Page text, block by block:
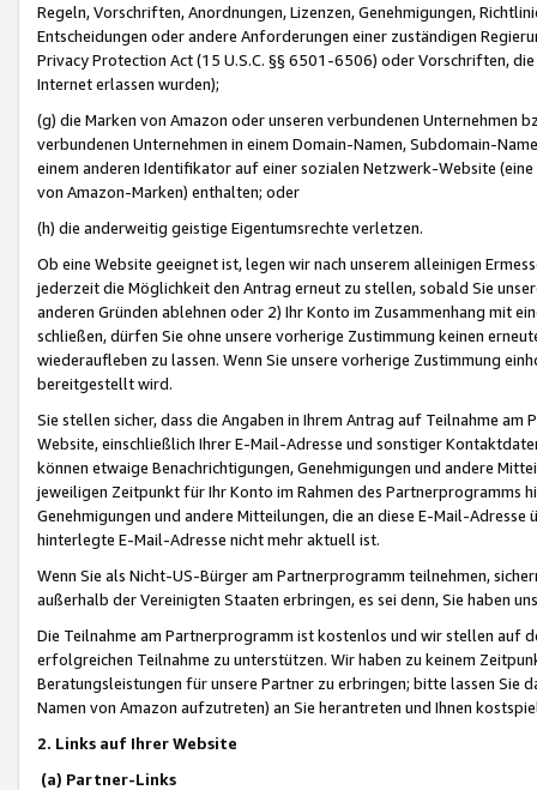
Regeln, Vorschriften, Anordnungen, Lizenzen, Genehmigungen,
Entscheidungen oder andere Anforderungen einer zuständigen
Privacy Protection Act (15 U.S.C. §§ 6501-6506) oder Vorschriften,
Internet erlassen wurden);
(g) die Marken von Amazon oder unseren verbundenen Unternehmen
verbundenen Unternehmen in einem Domain-Namen, Subdomain-
einem anderen Identifikator auf einer sozialen Netzwerk-Website
von Amazon-Marken) enthalten; oder
(h) die anderweitig geistige Eigentumsrechte verletzen.
Ob eine Website geeignet ist, legen wir nach unserem alleinigen
jederzeit die Möglichkeit den Antrag erneut zu stellen, sobald Sie
anderen Gründen ablehnen oder 2) Ihr Konto im Zusammenhang mit
schließen, dürfen Sie ohne unsere vorherige Zustimmung keinen
wiederaufleben zu lassen. Wenn Sie unsere vorherige Zustimmung
bereitgestellt wird.
Sie stellen sicher, dass die Angaben in Ihrem Antrag auf Teilnahme
Website, einschließlich Ihrer E-Mail-Adresse und sonstiger
können etwaige Benachrichtigungen, Genehmigungen und andere
jeweiligen Zeitpunkt für Ihr Konto im Rahmen des Partnerprogramms
Genehmigungen und andere Mitteilungen, die an diese E-Mail-
hinterlegte E-Mail-Adresse nicht mehr aktuell ist.
Wenn Sie als Nicht-US-Bürger am Partnerprogramm teilnehmen,
außerhalb der Vereinigten Staaten erbringen, es sei denn, Sie haben
Die Teilnahme am Partnerprogramm ist kostenlos und wir stellen auf
erfolgreichen Teilnahme zu unterstützen. Wir haben zu keinem
Beratungsleistungen für unsere Partner zu erbringen; bitte lassen Sie
Namen von Amazon aufzutreten) an Sie herantreten und Ihnen
2. Links auf Ihrer Website
(a) Partner-Links